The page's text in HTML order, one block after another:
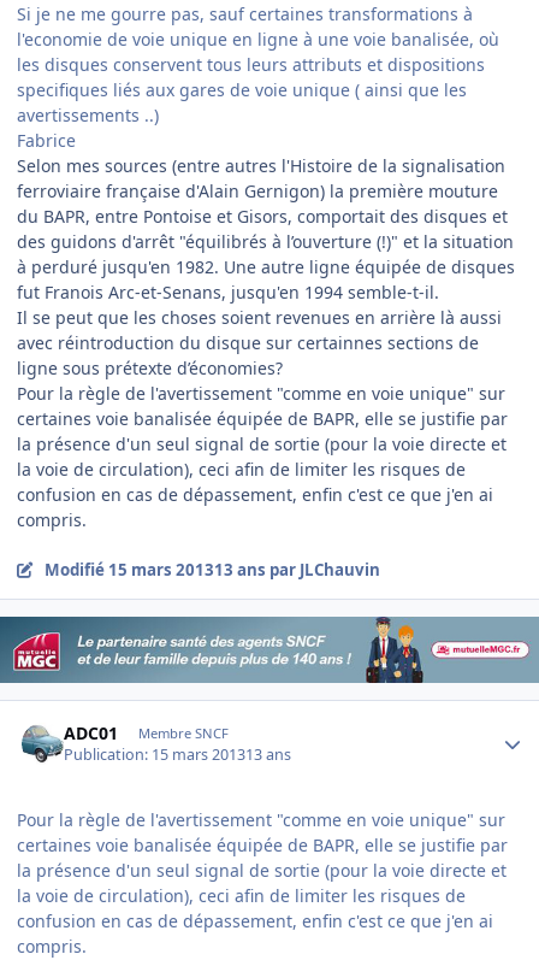
Si je ne me gourre pas, sauf certaines transformations à
l'economie de voie unique en ligne à une voie banalisée, où
les disques conservent tous leurs attributs et dispositions
specifiques liés aux gares de voie unique ( ainsi que les
avertissements ..)
Fabrice
Selon mes sources (entre autres l'Histoire de la signalisation
ferroviaire française d'Alain Gernigon) la première mouture
du BAPR, entre Pontoise et Gisors, comportait des disques et
des guidons d'arrêt "équilibrés à l’ouverture (!)" et la situation
à perduré jusqu'en 1982. Une autre ligne équipée de disques
fut Franois Arc-et-Senans, jusqu'en 1994 semble-t-il.
Il se peut que les choses soient revenues en arrière là aussi
avec réintroduction du disque sur certainnes sections de
ligne sous prétexte d’économies?
Pour la règle de l'avertissement "comme en voie unique" sur
certaines voie banalisée équipée de BAPR, elle se justifie par
la présence d'un seul signal de sortie (pour la voie directe et
la voie de circulation), ceci afin de limiter les risques de
confusion en cas de dépassement, enfin c'est ce que j'en ai
compris.
Modifié 15 mars 201313 ans par JLChauvin
ADC01 Membre SNCF
Publication: 15 mars 201313 ans
Pour la règle de l'avertissement "comme en voie unique" sur
certaines voie banalisée équipée de BAPR, elle se justifie par
la présence d'un seul signal de sortie (pour la voie directe et
la voie de circulation), ceci afin de limiter les risques de
confusion en cas de dépassement, enfin c'est ce que j'en ai
compris.